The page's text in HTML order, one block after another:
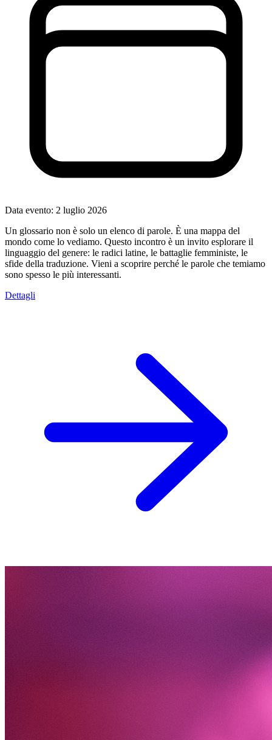
Data evento: 2 luglio 2026
Un glossario non è solo un elenco di parole. È una mappa del
mondo come lo vediamo. Questo incontro è un invito esplorare il
linguaggio del genere: le radici latine, le battaglie femministe, le
sfide della traduzione. Vieni a scoprire perché le parole che temiamo
sono spesso le più interessanti.
Dettagli